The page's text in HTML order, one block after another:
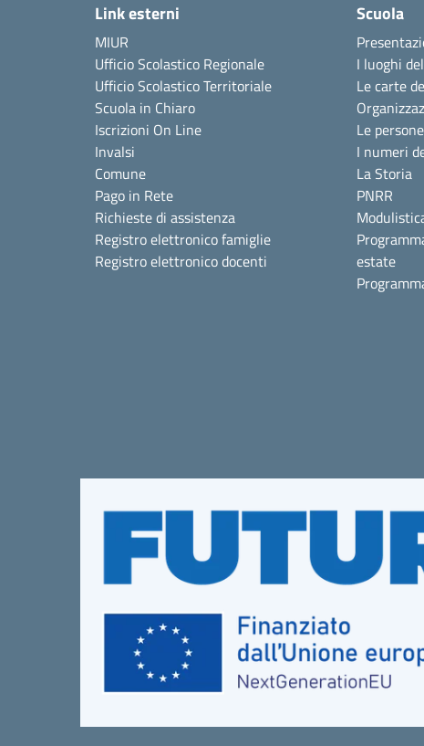
Link esterni
MIUR
Ufficio Scolastico Regionale
Ufficio Scolastico Territoriale
Scuola in Chiaro
Iscrizioni On Line
Invalsi
Comune
Pago in Rete
Richieste di assistenza
Registro elettronico famiglie
Registro elettronico docenti
Scuola
I luoghi
Le carte
Le persone
I numeri
La Storia
PNRR
estate